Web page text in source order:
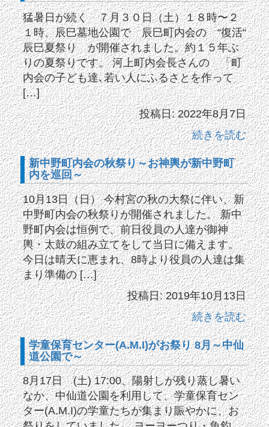
猛暑日が続く ７月３０日（土）１８時〜２
１時、辰巳墓地公園で 辰巳町内会の “復活“
辰巳夏祭り が開催されました。約１５年ぶ
りの夏祭りです。 河上町内会長さんの 「町
内会の子ども達､若い人にふるさとを作って
[…]
投稿日: 2022年8月7日
続きを読む
新中野町内会の秋祭り～お神輿が新中野町
内を巡回～
10月13日（日） 今村宮の秋の大祭に伴い、新
中野町内会の秋祭りが開催されました。 新中
野町内会は恒例で、前日役員の人達が御神
輿・太鼓の組み立てをして当日に備えます。
今日は晴天に恵まれ、8時より役員の人達は集
まり準備の […]
投稿日: 2019年10月13日
続きを読む
学童保育センター(A.M.I)がお祭り 8月～中仙
道公園で～
8月17日 (土) 17:00、陽射しが残り蒸し暑い
なか、中仙道公園を利用して、学童保育セン
ター(A.M.I)の学童たちが集まり賑やかに、お